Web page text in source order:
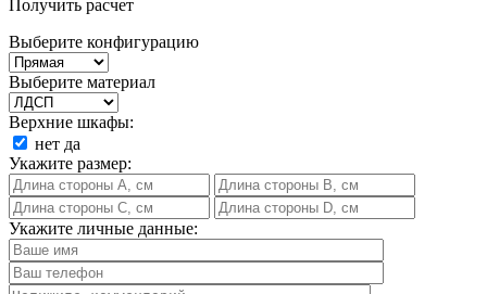
Получить расчет
Выберите конфигурацию
Выберите материал
Верхние шкафы:
нет да
Укажите размер:
Укажите личные данные: